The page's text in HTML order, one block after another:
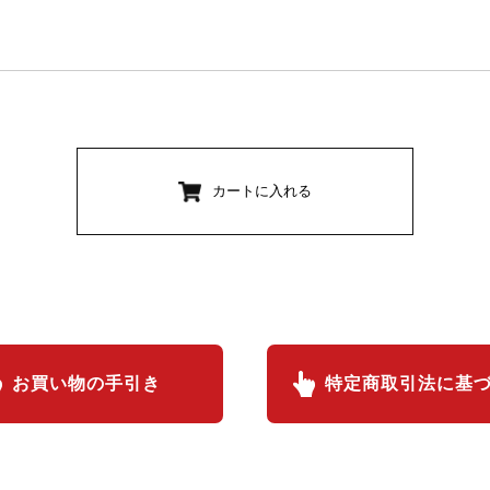
カートに入れる
お買い物の手引き 特定商取引法に基